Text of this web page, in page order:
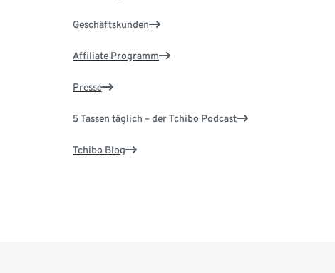
Geschäftskunden
Affiliate Programm
Presse
5 Tassen täglich – der Tchibo Podcast
Tchibo Blog